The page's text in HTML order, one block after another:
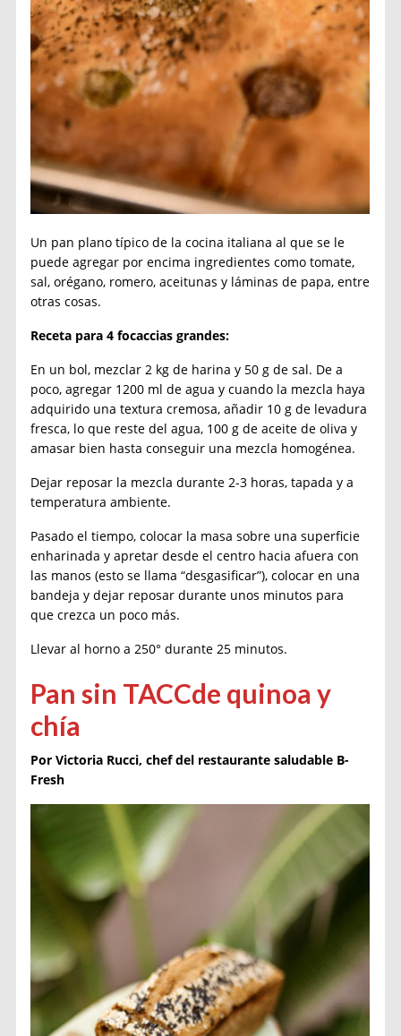
Un pan plano típico de la cocina italiana al que se le
puede agregar por encima ingredientes como tomate,
sal, orégano, romero, aceitunas y láminas de papa, entre
otras cosas.
Receta para 4 focaccias grandes:
En un bol, mezclar 2 kg de harina y 50 g de sal. De a
poco, agregar 1200 ml de agua y cuando la mezcla haya
adquirido una textura cremosa, añadir 10 g de levadura
fresca, lo que reste del agua, 100 g de aceite de oliva y
amasar bien hasta conseguir una mezcla homogénea.
Dejar reposar la mezcla durante 2-3 horas, tapada y a
temperatura ambiente.
Pasado el tiempo, colocar la masa sobre una superficie
enharinada y apretar desde el centro hacia afuera con
las manos (esto se llama “desgasificar”), colocar en una
bandeja y dejar reposar durante unos minutos para
que crezca un poco más.
Llevar al horno a 250° durante 25 minutos.
Pan sin TACCde quinoa y
chía
Por Victoria Rucci, chef del restaurante saludable B-
Fresh